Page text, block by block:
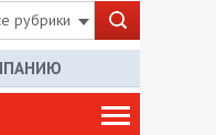
рубрики